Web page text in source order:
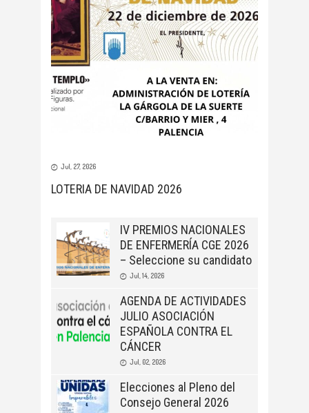
Jul, 27, 2026
LOTERIA DE NAVIDAD 2026
IV PREMIOS NACIONALES
DE ENFERMERÍA CGE 2026
– Seleccione su candidato
Jul, 14, 2026
AGENDA DE ACTIVIDADES
JULIO ASOCIACIÓN
ESPAÑOLA CONTRA EL
CÁNCER
Jul, 02, 2026
Elecciones al Pleno del
Consejo General 2026